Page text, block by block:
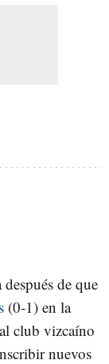
de que
(0-1) en la
club vizcaíno
nuevos